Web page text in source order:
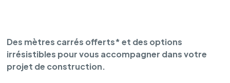
Extension
Rénovation Energétique
Des mètres carrés offerts* et des options
irrésistibles pour vous accompagner dans votre
projet de construction.